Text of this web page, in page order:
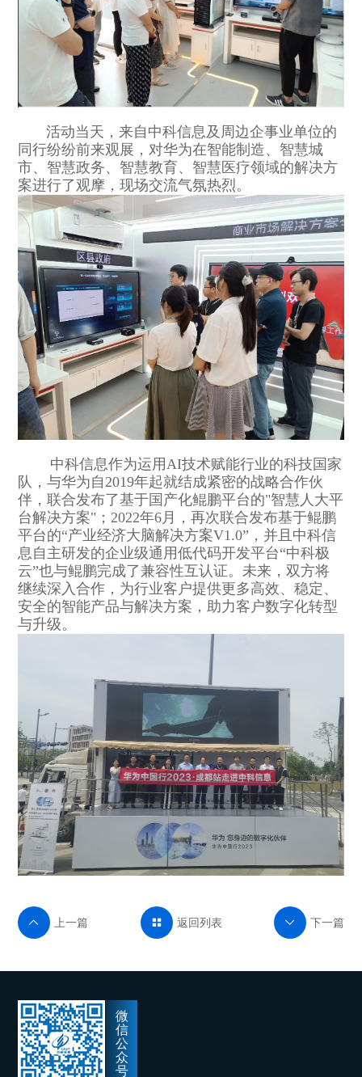
活动当天，来自中科信息及周边企事业单位的
同行纷纷前来观展，对华为在智能制造、智慧城
市、智慧政务、智慧教育、智慧医疗领域的解决方
案进行了观摩，现场交流气氛热烈。
中科信息作为运用AI技术赋能行业的科技国家
队，与华为自2019年起就结成紧密的战略合作伙
伴，联合发布了基于国产化鲲鹏平台的"智慧人大平
台解决方案"；2022年6月，再次联合发布基于鲲鹏
平台的“产业经济大脑解决方案V1.0”，并且中科信
息自主研发的企业级通用低代码开发平台“中科极
云”也与鲲鹏完成了兼容性互认证。未来，双方将
继续深入合作，为行业客户提供更多高效、稳定、
安全的智能产品与解决方案，助力客户数字化转型
与升级。
 上一篇  返回列表  下一篇
微
信
公
众
号